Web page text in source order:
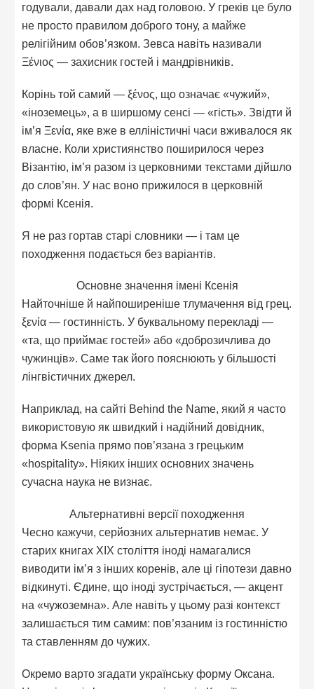
годували, давали дах над головою. У греків це було
не просто правилом доброго тону, а майже
релігійним обов’язком. Зевса навіть називали
Ξένιος — захисник гостей і мандрівників.
Корінь той самий — ξένος, що означає «чужий»,
«іноземець», а в ширшому сенсі — «гість». Звідти й
ім’я Ξενία, яке вже в елліністичні часи вживалося як
власне. Коли християнство поширилося через
Візантію, ім’я разом із церковними текстами дійшло
до слов’ян. У нас воно прижилося в церковній
формі Ксенія.
Я не раз гортав старі словники — і там це
походження подається без варіантів.
Основне значення імені Ксенія
Найточніше й найпоширеніше тлумачення від грец.
ξενία — гостинність. У буквальному перекладі —
«та, що приймає гостей» або «доброзичлива до
чужинців». Саме так його пояснюють у більшості
лінгвістичних джерел.
Наприклад, на сайті Behind the Name, який я часто
використовую як швидкий і надійний довідник,
форма Ksenia прямо пов’язана з грецьким
«hospitality». Ніяких інших основних значень
сучасна наука не визнає.
Альтернативні версії походження
Чесно кажучи, серйозних альтернатив немає. У
старих книгах XIX століття іноді намагалися
виводити ім’я з інших коренів, але ці гіпотези давно
відкинуті. Єдине, що іноді зустрічається, — акцент
на «чужоземна». Але навіть у цьому разі контекст
залишається тим самим: пов’язаним із гостинністю
та ставленням до чужих.
Окремо варто згадати українську форму Оксана.